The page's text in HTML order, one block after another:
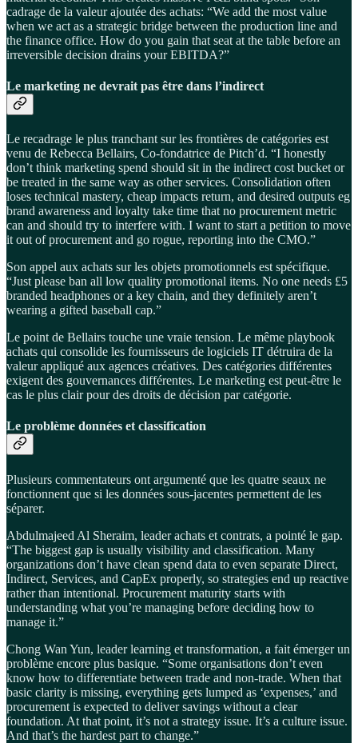
cadrage de la valeur ajoutée des achats: “We add the most value
when we act as a strategic bridge between the production line and
the finance office. How do you gain that seat at the table before an
irreversible decision drains your EBITDA?”
Le marketing ne devrait pas être dans l’indirect
Le recadrage le plus tranchant sur les frontières de catégories est
venu de Rebecca Bellairs, Co-fondatrice de Pitch’d. “I honestly
don’t think marketing spend should sit in the indirect cost bucket or
be treated in the same way as other services. Consolidation often
loses technical mastery, cheap impacts return, and desired outputs eg
brand awareness and loyalty take time that no procurement metric
can and should try to interfere with. I want to start a petition to move
it out of procurement and go rogue, reporting into the CMO.”
Son appel aux achats sur les objets promotionnels est spécifique.
“Just please ban all low quality promotional items. No one needs £5
branded headphones or a key chain, and they definitely aren’t
wearing a gifted baseball cap.”
Le point de Bellairs touche une vraie tension. Le même playbook
achats qui consolide les fournisseurs de logiciels IT détruira de la
valeur appliqué aux agences créatives. Des catégories différentes
exigent des gouvernances différentes. Le marketing est peut-être le
cas le plus clair pour des droits de décision par catégorie.
Le problème données et classification
Plusieurs commentateurs ont argumenté que les quatre seaux ne
fonctionnent que si les données sous-jacentes permettent de les
séparer.
Abdulmajeed Al Sheraim, leader achats et contrats, a pointé le gap.
“The biggest gap is usually visibility and classification. Many
organizations don’t have clean spend data to even separate Direct,
Indirect, Services, and CapEx properly, so strategies end up reactive
rather than intentional. Procurement maturity starts with
understanding what you’re managing before deciding how to
manage it.”
Chong Wan Yun, leader learning et transformation, a fait émerger un
problème encore plus basique. “Some organisations don’t even
know how to differentiate between trade and non-trade. When that
basic clarity is missing, everything gets lumped as ‘expenses,’ and
procurement is expected to deliver savings without a clear
foundation. At that point, it’s not a strategy issue. It’s a culture issue.
And that’s the hardest part to change.”